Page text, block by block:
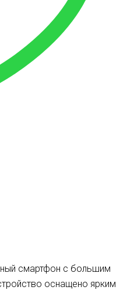
смартфон с большим
оснащено ярким